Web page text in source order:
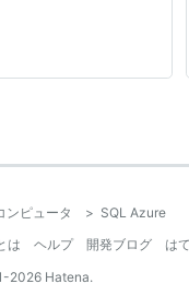
ンピュータ > SQL Azure
は
ヘルプ 開発ブログ
は
2026 Hatena.